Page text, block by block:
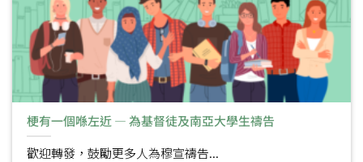
梗有一個喺左近 — 為基督徒及南亞大學生禱告
歡迎轉發，鼓勵更多人為穆宣禱告...